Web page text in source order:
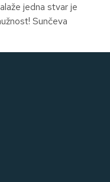
jedna stvar je
Sunčeva